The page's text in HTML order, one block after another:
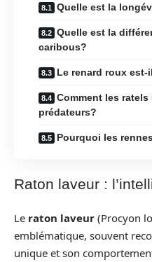
Quelle est la
Quelle est la
caribous?
Le renard roux
Comment les
prédateurs?
Pourquoi les
Raton laveur :
Le raton laveur (Procyon
emblématique, souvent
unique et son